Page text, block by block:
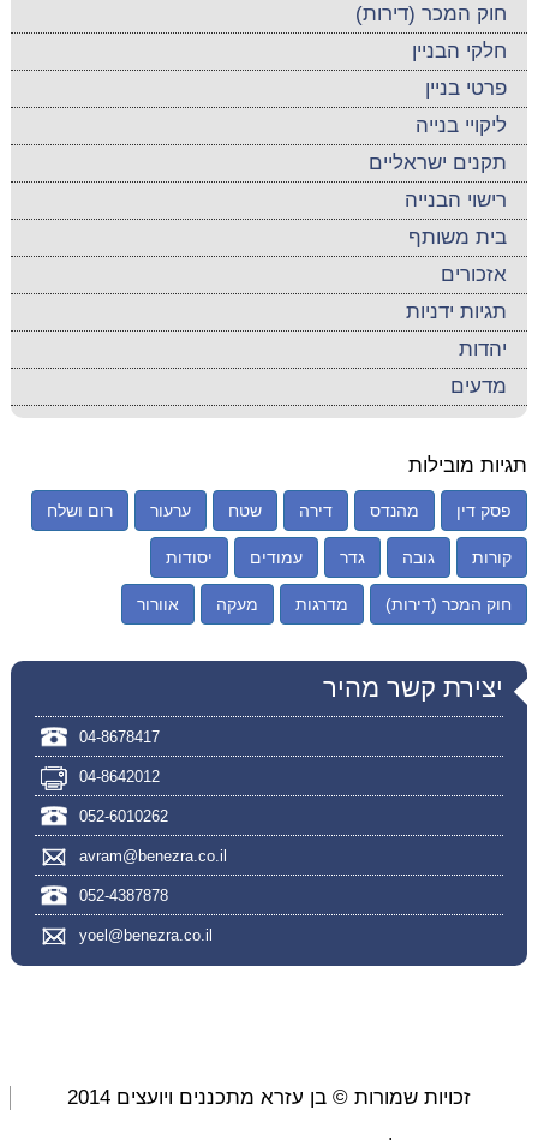
חוק המכר (דירות)
חלקי הבניין
פרטי בניין
ליקויי בנייה
תקנים ישראליים
רישוי הבנייה
בית משותף
אזכורים
תגיות ידניות
יהדות
מדעים
תגיות מובילות
פסק דין מהנדס דירה שטח ערעור רום ושלח
קורות גובה גדר עמודים יסודות
חוק המכר (דירות) מדרגות מעקה אוורור
יצירת קשר מהיר
04-8678417
04-8642012
052-6010262
avram@benezra.co.il
052-4387878
yoel@benezra.co.il
זכויות שמורות © בן עזרא מתכננים ויועצים 2014